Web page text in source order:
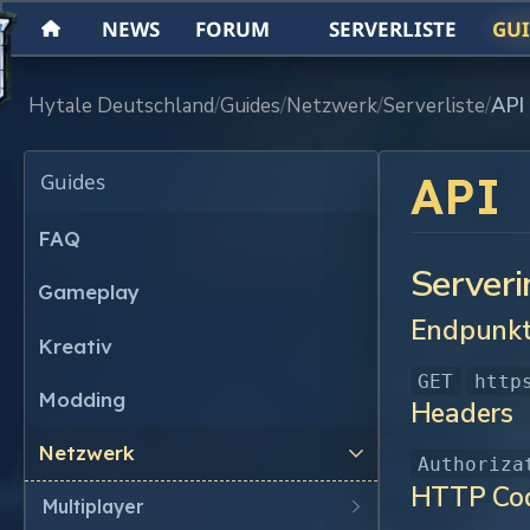
NEWS FORUM SERVERLISTE
Hytale Deutschland Guides Netzwerk Serverliste API
Guides
FAQ
Gameplay
Kreativ
Modding
Netzwerk
U
n
Multiplayer U
API
GET
Headers
HTTP